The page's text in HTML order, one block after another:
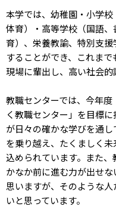
本学では、幼稚園・小学
体育）・高等学校（国語
育）、栄養教諭、特別支
することができ、これま
現場に輩出し、高い社会的
教職センターでは、今年
く教職センター」を目標
が日々の確かな学びを通
を乗り越え、たくましく
込められています。また
かなか前に進む力が出せ
思いますが、そのような
いと思っています。